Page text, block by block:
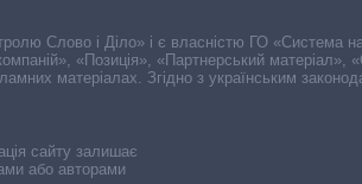
сайту залишає
або авторами
Слово і Діло» і є власністю ГО «Система
«Позиція», «Партнерський матеріал»,
матеріалах. Згідно з українським